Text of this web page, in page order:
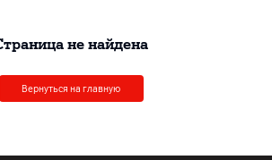
не найдена
Вернуться на главную